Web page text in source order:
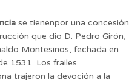
se tienenpor una concesión
que dio D. Pedro Girón,
Montesinos, fechada en
1531. Los frailes
trajeron la devoción a la